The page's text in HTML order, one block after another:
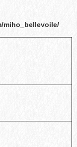
miho_bellevoile/